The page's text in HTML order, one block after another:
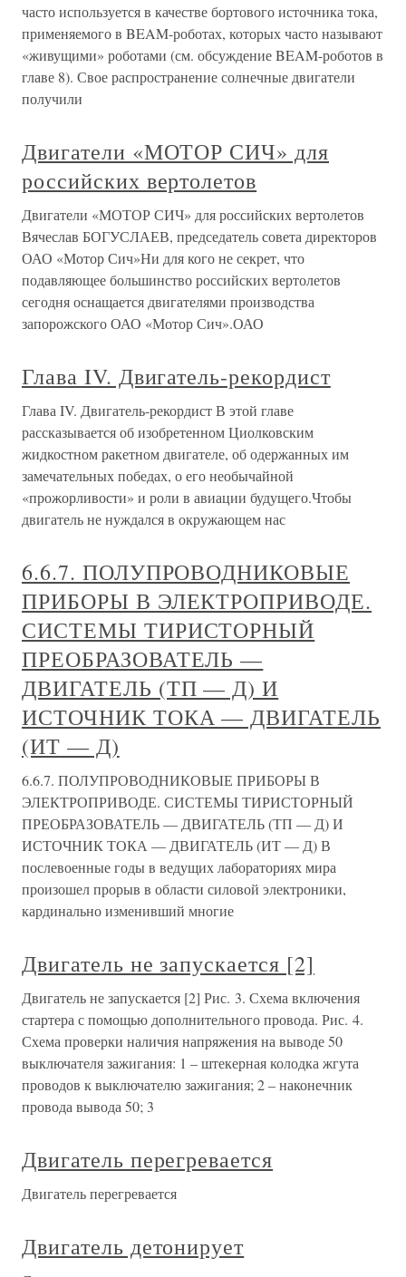
часто используется в качестве бортового источника тока,
применяемого в BEAM-роботах, которых часто называют
«живущими» роботами (см. обсуждение BEAM-роботов в
главе 8). Свое распространение солнечные двигатели
получили
Двигатели «МОТОР СИЧ» для
российских вертолетов
Двигатели «МОТОР СИЧ» для российских вертолетов
Вячеслав БОГУСЛАЕВ, председатель совета директоров
ОАО «Мотор Сич»Ни для кого не секрет, что
подавляющее большинство российских вертолетов
сегодня оснащается двигателями производства
запорожского ОАО «Мотор Сич».ОАО
Глава IV. Двигатель-рекордист
Глава IV. Двигатель-рекордист В этой главе
рассказывается об изобретенном Циолковским
жидкостном ракетном двигателе, об одержанных им
замечательных победах, о его необычайной
«прожорливости» и роли в авиации будущего.Чтобы
двигатель не нуждался в окружающем нас
6.6.7. ПОЛУПРОВОДНИКОВЫЕ
ПРИБОРЫ В ЭЛЕКТРОПРИВОДЕ.
СИСТЕМЫ ТИРИСТОРНЫЙ
ПРЕОБРАЗОВАТЕЛЬ —
ДВИГАТЕЛЬ (ТП — Д) И
ИСТОЧНИК ТОКА — ДВИГАТЕЛЬ
(ИТ — Д)
6.6.7. ПОЛУПРОВОДНИКОВЫЕ ПРИБОРЫ В
ЭЛЕКТРОПРИВОДЕ. СИСТЕМЫ ТИРИСТОРНЫЙ
ПРЕОБРАЗОВАТЕЛЬ — ДВИГАТЕЛЬ (ТП — Д) И
ИСТОЧНИК ТОКА — ДВИГАТЕЛЬ (ИТ — Д) В
послевоенные годы в ведущих лабораториях мира
произошел прорыв в области силовой электроники,
кардинально изменивший многие
Двигатель не запускается [2]
Двигатель не запускается [2] Рис. 3. Схема включения
стартера с помощью дополнительного провода. Рис. 4.
Схема проверки наличия напряжения на выводе 50
выключателя зажигания: 1 – штекерная колодка жгута
проводов к выключателю зажигания; 2 – наконечник
провода вывода 50; 3
Двигатель перегревается
Двигатель перегревается
Двигатель детонирует